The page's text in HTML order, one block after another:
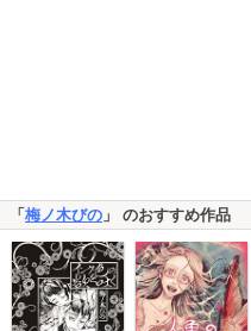
「 梅ノ木びの 」 のおすすめ作品